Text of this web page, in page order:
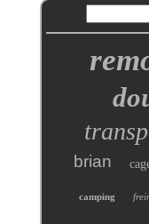
brian
camping